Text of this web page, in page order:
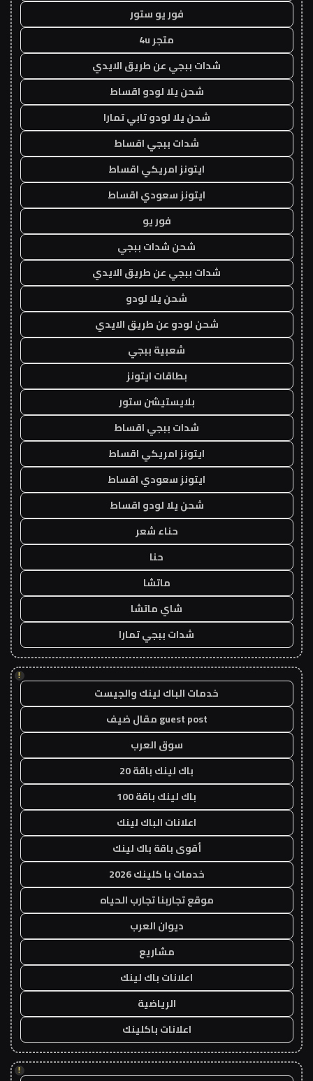
فور يو ستور
متجر 4u
شدات ببجي عن طريق الايدي
شحن يلا لودو اقساط
شحن يلا لودو تابي تمارا
شدات ببجي اقساط
ايتونز امريكي اقساط
ايتونز سعودي اقساط
فور يو
شحن شدات ببجي
شدات ببجي عن طريق الايدي
شحن يلا لودو
شحن لودو عن طريق الايدي
شعبية ببجي
بطاقات ايتونز
بلايستيشن ستور
شدات ببجي اقساط
ايتونز امريكي اقساط
ايتونز سعودي اقساط
شحن يلا لودو اقساط
حناء شعر
حنا
ماتشا
شاي ماتشا
شدات ببجي تمارا
!
خدمات الباك لينك والجيست
guest post مقال ضيف
سوق العرب
باك لينك باقة 20
باك لينك باقة 100
اعلانات الباك لينك
أقوى باقة باك لينك
خدمات با كلينك 2026
موقع تجاربنا تجارب الحياه
ديوان العرب
مشاريع
اعلانات باك لينك
الرياضية
اعلانات باكلينك
!